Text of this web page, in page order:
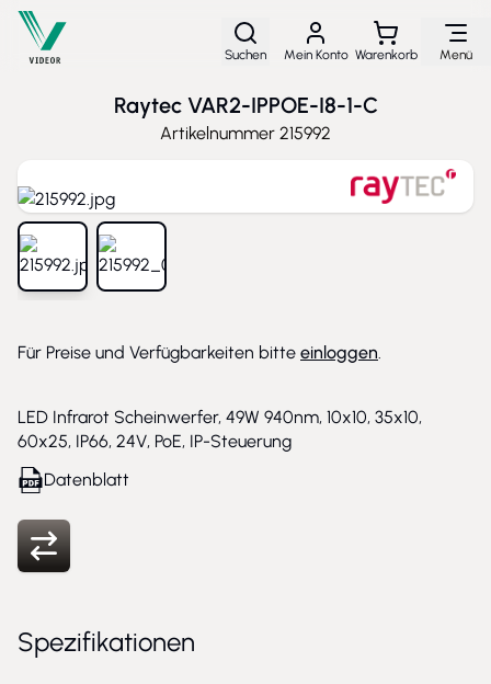
Direkt zum Inhalt
Suchen Mein Konto Warenkorb Menü
Raytec VAR2-IPPOE-I8-1-C
Artikelnummer 215992
LED Infrarot Scheinwerfer, 49W 940nm, 10x10, 35x10,
60x25, IP66, 24V, PoE, IP-Steuerung
Für Preise und Verfügbarkeiten bitte einloggen.
Datenblatt
View larger image
Spezifikationen